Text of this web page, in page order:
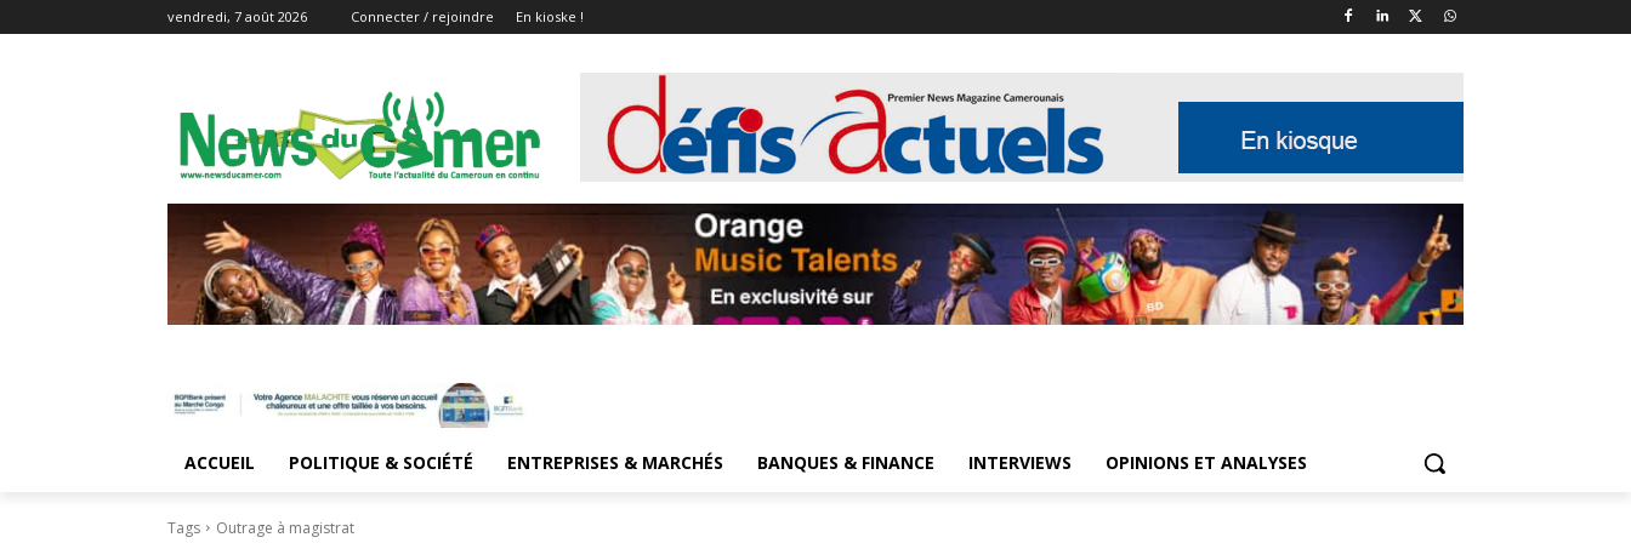
vendredi, 7 août 2026 Connecter / rejoindre En kioske !
ACCUEIL POLITIQUE & SOCIÉTÉ ENTREPRISES & MARCHÉS BANQUES & FINANCE INTERVIEWS OPINIONS ET ANALYSES
Tags Outrage à magistrat